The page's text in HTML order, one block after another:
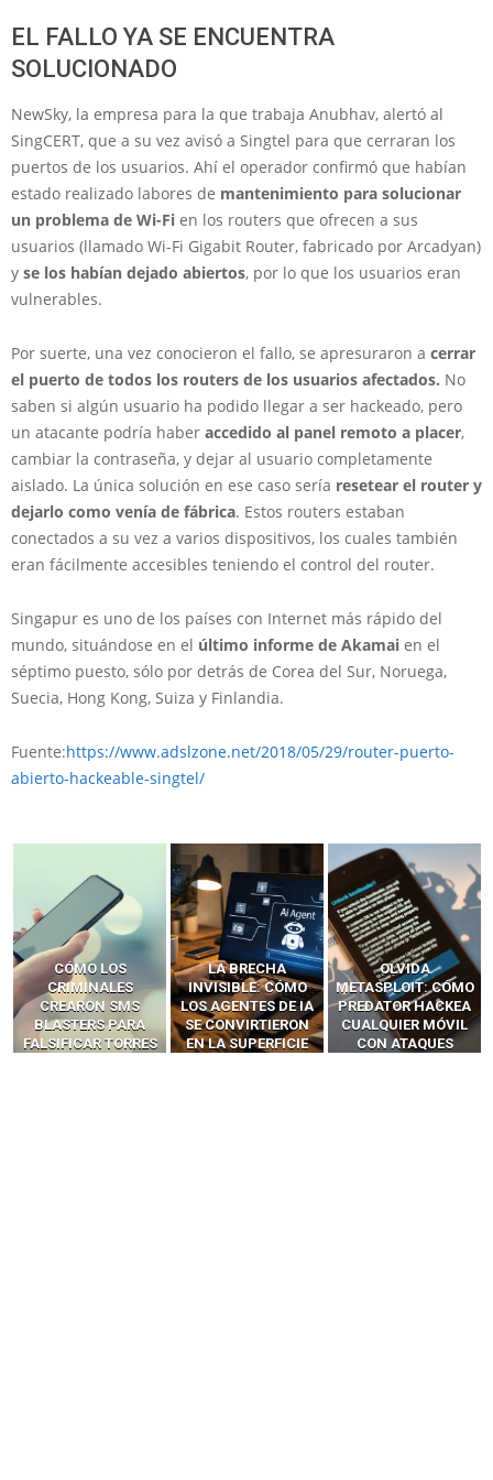
EL FALLO YA SE ENCUENTRA
SOLUCIONADO
NewSky, la empresa para la que trabaja Anubhav, alertó al
SingCERT, que a su vez avisó a Singtel para que cerraran los
puertos de los usuarios. Ahí el operador confirmó que habían
estado realizado labores de mantenimiento para solucionar
un problema de Wi-Fi en los routers que ofrecen a sus
usuarios (llamado Wi-Fi Gigabit Router, fabricado por Arcadyan)
y se los habían dejado abiertos, por lo que los usuarios eran
vulnerables.
Por suerte, una vez conocieron el fallo, se apresuraron a cerrar
el puerto de todos los routers de los usuarios afectados. No
saben si algún usuario ha podido llegar a ser hackeado, pero
un atacante podría haber accedido al panel remoto a placer,
cambiar la contraseña, y dejar al usuario completamente
aislado. La única solución en ese caso sería resetear el router y
dejarlo como venía de fábrica. Estos routers estaban
conectados a su vez a varios dispositivos, los cuales también
eran fácilmente accesibles teniendo el control del router.
Singapur es uno de los países con Internet más rápido del
mundo, situándose en el último informe de Akamai en el
séptimo puesto, sólo por detrás de Corea del Sur, Noruega,
Suecia, Hong Kong, Suiza y Finlandia.
Fuente:https://www.adslzone.net/2018/05/29/router-puerto-
abierto-hackeable-singtel/
LA BRECHA
INVISIBLE: CÓMO
LOS AGENTES DE IA
SE CONVIRTIERON
EN LA SUPERFICIE
OLVIDA
METASPLOIT: CÓMO
PREDATOR HACKEA
CUALQUIER MÓVIL
CON ATAQUES
CÓMO LOS HACKERS
INTERCEPTAN OTPS
Y LLAMADAS
MÓVILES SIN
‘HACKEAR’ — EL